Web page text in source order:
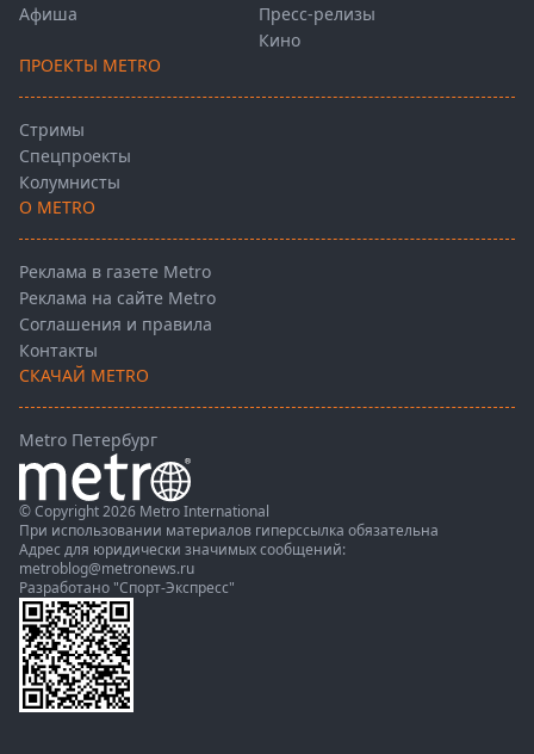
Афиша
Пресс-релизы
Кино
ПРОЕКТЫ METRO
Стримы
Спецпроекты
Колумнисты
О METRO
Реклама в газете Metro
Реклама на сайте Metro
Соглашения и правила
Контакты
СКАЧАЙ METRO
Metro Петербург
© Copyright 2026 Metro International
При использовании материалов гиперссылка обязательна
Адрес для юридически значимых сообщений:
metroblog@metronews.ru
Разработано "Спорт-Экспресс"